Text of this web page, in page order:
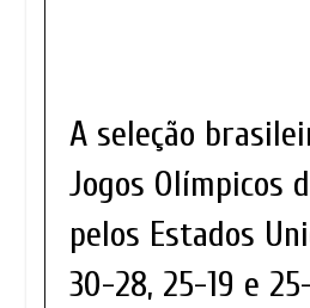
A seleção
Jogos Olímpicos
pelos Estados
30-28, 25-19 e